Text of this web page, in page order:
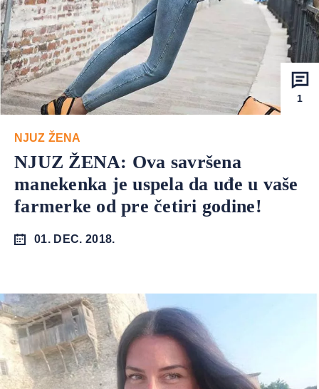
1
NJUZ ŽENA
NJUZ ŽENA: Ova savršena
manekenka je uspela da uđe u vaše
farmerke od pre četiri godine!
01. DEC. 2018.